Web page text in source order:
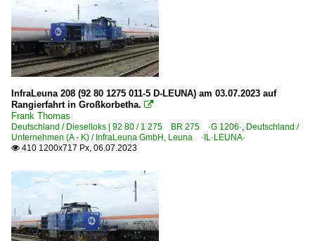
InfraLeuna 208 (92 80 1275 011-5 D-LEUNA) am 03.07.2023 auf
Rangierfahrt in Großkorbetha. 
Frank Thomas
Deutschland / Dieselloks | 92 80 / 1 275 BR 275 ·G 1206·, Deutschland /
Unternehmen (A - K) / InfraLeuna GmbH, Leuna ·IL·LEUNA·
 410 1200x717 Px, 06.07.2023